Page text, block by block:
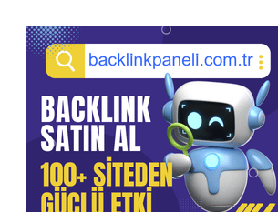
Sidebar